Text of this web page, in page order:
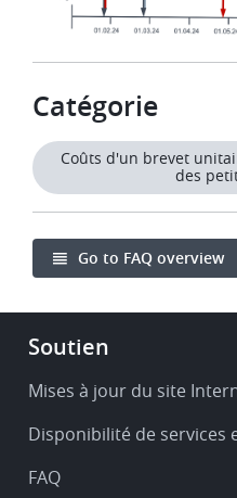
Catégorie
Coûts d'un brevet
des
Go to FAQ overview
Footer
Service
support
Soutien
Mises à jour du site
Disponibilité de services
FAQ